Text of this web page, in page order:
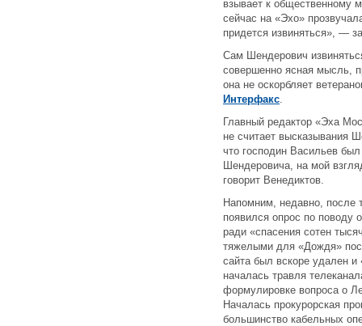
взывает к
сейчас на «Эхо»
придется извиняться», —
Сам Шендерович
совершенно ясная мысль,
она не оскорбляет
Интерфакс.
Главный редактор «Эха
не считает высказывания
что господин Васильев
Шендеровича, на мой
говорит Венедиктов.
Напомним, недавно, после
появился опрос по поводу
ради «спасения сотен
тяжелыми для «Дождя»
сайта был вскоре удален
началась травля
формулировке вопроса о
Началась прокурорская
большинство кабельных